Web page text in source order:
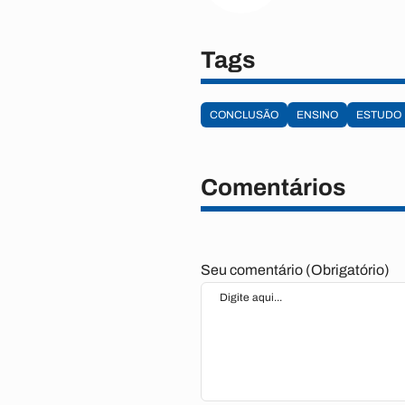
Tags
CONCLUSÃO ENSINO ESTUDO
Comentários
Seu comentário (Obrigatório)